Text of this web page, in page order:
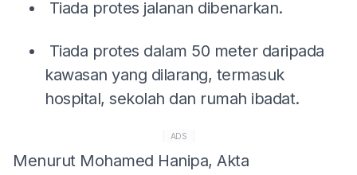
Tiada protes jalanan dibenarkan.
Tiada protes dalam 50 meter daripada
kawasan yang dilarang, termasuk
hospital, sekolah dan rumah ibadat.
ADS
Menurut Mohamed Hanipa, Akta